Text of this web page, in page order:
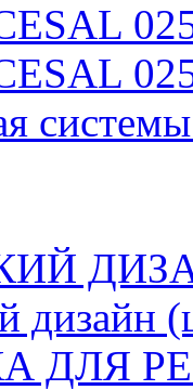
дизайн
ДЛЯ